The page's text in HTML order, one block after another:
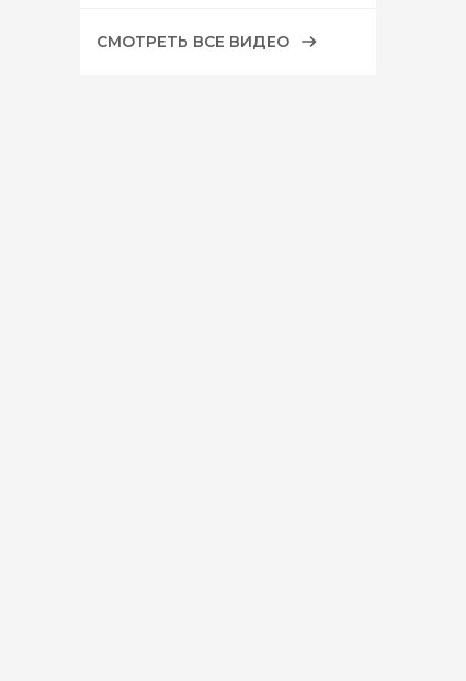
СМОТРЕТЬ ВСЕ ВИДЕО